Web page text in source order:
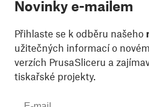
Novinky e-mailem
Přihlaste se k odběru našeho
užitečných informací o
verzích PrusaSliceru a
tiskařské projekty.